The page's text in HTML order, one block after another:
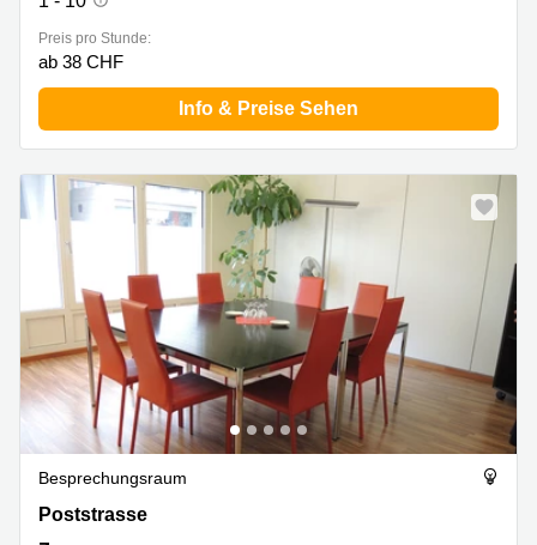
Preis pro Stunde:
ab 38 CHF
Info & Preise Sehen
Besprechungsraum
Poststrasse 24, Zug
Poststrasse